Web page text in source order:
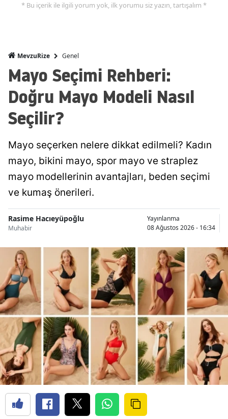
* Bu içerik ile ilgili yorum yok, ilk yorumu siz yazın, tartışalım *
MevzuRize Genel
Mayo Seçimi Rehberi:
Doğru Mayo Modeli Nasıl
Seçilir?
Mayo seçerken nelere dikkat edilmeli? Kadın
mayo, bikini mayo, spor mayo ve straplez
mayo modellerinin avantajları, beden seçimi
ve kumaş önerileri.
Rasime Hacıeyüpoğlu
Muhabir
Yayınlanma
08 Ağustos 2026 - 16:34